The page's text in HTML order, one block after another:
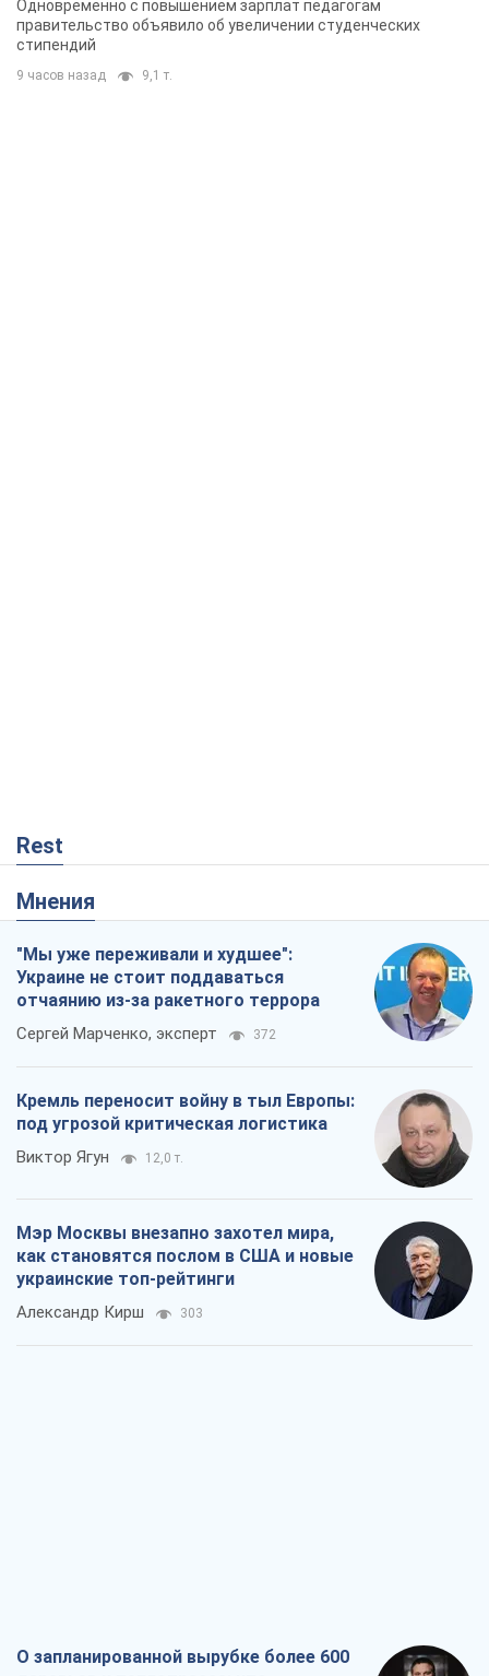
Одновременно с повышением зарплат педагогам
правительство объявило об увеличении студенческих
стипендий
9 часов назад 9,1 т.
Rest
Мнения
"Мы уже переживали и худшее":
Украине не стоит поддаваться
отчаянию из-за ракетного террора
Сергей Марченко, эксперт 372
Кремль переносит войну в тыл Европы:
под угрозой критическая логистика
Виктор Ягун 12,0 т.
Мэр Москвы внезапно захотел мира,
как становятся послом в США и новые
украинские топ-рейтинги
Александр Кирш 303
О запланированной вырубке более 600